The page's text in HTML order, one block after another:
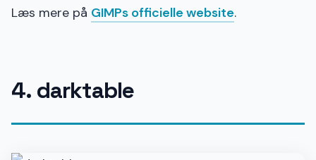
Læs mere på GIMPs officielle website.
4. darktable